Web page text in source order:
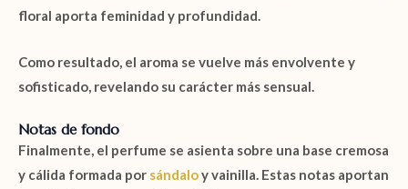
floral aporta feminidad y profundidad.
Como resultado, el aroma se vuelve más envolvente y
sofisticado, revelando su carácter más sensual.
Notas de fondo
Finalmente, el perfume se asienta sobre una base cremosa
y cálida formada por sándaloyvainilla. Estas notas aportan